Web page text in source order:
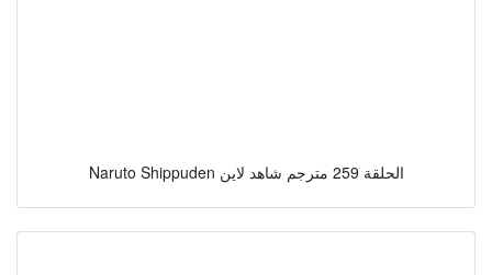
Naruto Shippuden الحلقة 259 مترجم شاهد لاين